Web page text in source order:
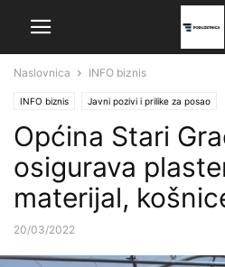
Naslovnica INFO biznis
INFO biznis Javni pozivi i prilike za posao
Općina Stari
osigurava
materijal,
20/03/2022